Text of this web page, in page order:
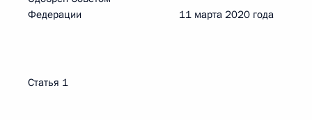
Федерации 11 марта 2020 года
Статья 1